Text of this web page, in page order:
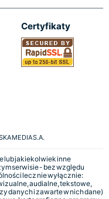
Certyfikaty
MEDIA S.A.
lub jakiekolwiek inne
serwisie - bez względu
lecz nie wyłącznie:
audialne, tekstowe,
danych i zawarte w nich dane)